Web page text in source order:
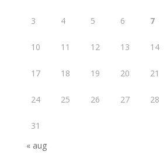
3 4 5 6 7
10 11 12 13 14
17 18 19 20 21
24 25 26 27 28
31
« aug